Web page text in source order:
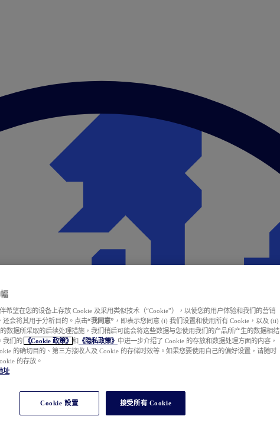
希望在您的设备上存放 Cookie 及采用类似技术（“Cookie”），以使您的用户体验和我们的营销
还会将其用于分析目的。点击“我同意” ，即表示您同意 (i) 我们设置和使用所有 Cookie，以及 (ii)
数据所采取的后续处理措施，我们稍后可能会将这些数据与您使用我们的产品所产生的数据相结
我们的
《Cookie 政策》 和 《隐私政策》 中进一步介绍了 Cookie 的存放和数据处理方面的内容，
的确切目的、第三方接收人及 Cookie 的存储时效等。如果您要使用自己的偏好设置，请随时
的存放。
址
Cookie 設置 接受所有 Cookie